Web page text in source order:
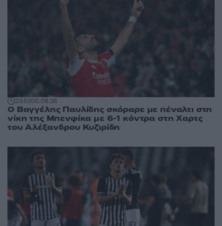
23:5306.08.26
Ο Βαγγέλης Παυλίδης σκόραρε με πέναλτι στη
νίκη της Μπενφίκα με 6-1 κόντρα στη Χαρτς
του Αλέξανδρου Κυζιρίδη